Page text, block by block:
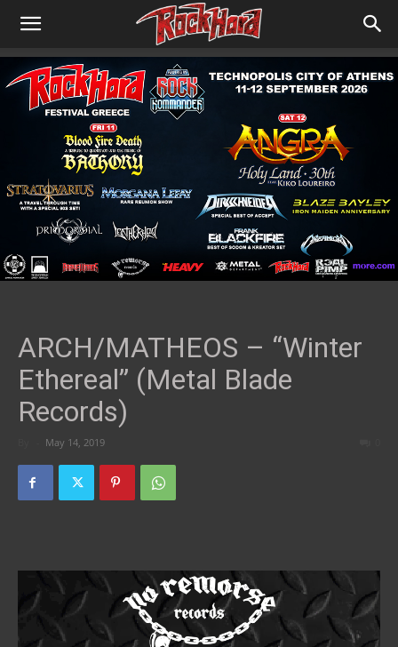
ARCH/MATHEOS – “Winter
Ethereal” (Metal Blade
Records)
May 14, 2019